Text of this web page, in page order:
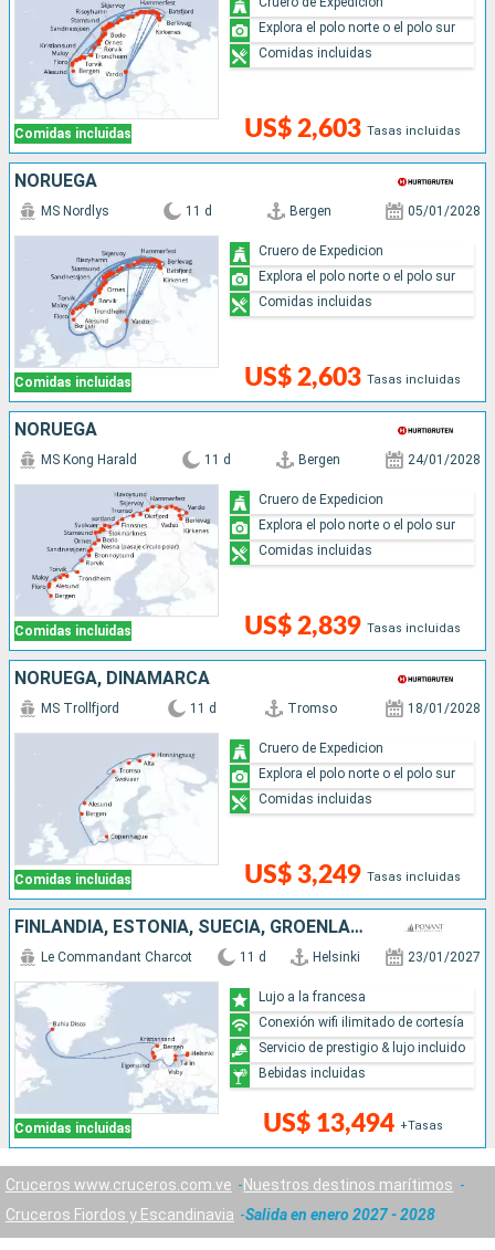
Comidas incluidas US$ 2,603 Tasas incluidas
Explora el polo norte o el polo sur
Comidas incluidas
NORUEGA
Comidas incluidas
MS Nordlys 11 d Bergen 05/01/2028
US$ 2,603 Tasas incluidas
Cruero de Expedicion
Explora el polo norte o el polo sur
Comidas incluidas
NORUEGA
Comidas incluidas
MS Kong Harald 11 d Bergen 24/01/2028
US$ 2,839 Tasas incluidas
Cruero de Expedicion
Explora el polo norte o el polo sur
Comidas incluidas
NORUEGA, DINAMARCA
Comidas incluidas
MS Trollfjord 11 d Tromso 18/01/2028
US$ 3,249 Tasas incluidas
Cruero de Expedicion
Explora el polo norte o el polo sur
Comidas incluidas
FINLANDIA, ESTONIA, SUECIA, GROENLANDIA, NORUEGA
Comidas incluidas
Le Commandant Charcot 11 d Helsinki 23/01/2027
US$ 13,494 +Tasas
Lujo a la francesa
Conexión wifi ilimitado de cortesía
Servicio de prestigio & lujo incluido
Bebidas incluidas
Cruceros www.cruceros.com.ve
Nuestros destinos marítimos
Cruceros Fiordos y Escandinavia
Salida en enero 2027 - 2028